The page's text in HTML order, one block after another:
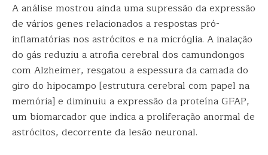
A análise mostrou ainda uma supressão da expressão
de vários genes relacionados a respostas pró-
inflamatórias nos astrócitos e na micróglia. A inalação
do gás reduziu a atrofia cerebral dos camundongos
com Alzheimer, resgatou a espessura da camada do
giro do hipocampo [estrutura cerebral com papel na
memória] e diminuiu a expressão da proteína GFAP,
um biomarcador que indica a proliferação anormal de
astrócitos, decorrente da lesão neuronal.